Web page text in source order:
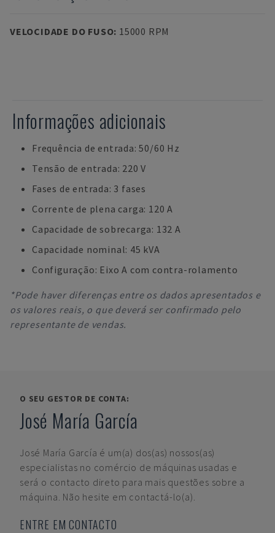
VELOCIDADE DO FUSO: 15000 RPM
Informações adicionais
Frequência de entrada: 50/60 Hz
Tensão de entrada: 220 V
Fases de entrada: 3 fases
Corrente de plena carga: 120 A
Capacidade de sobrecarga: 132 A
Capacidade nominal: 45 kVA
Configuração: Eixo A com contra-rolamento
*Pode haver diferenças entre os dados apresentados e
os valores reais, o que deverá ser confirmado pelo
representante de vendas.
O SEU GESTOR DE CONTA:
José María García
José María García é um(a) dos(as) nossos(as)
especialistas no comércio de máquinas usadas e
será o contacto direto para mais questões sobre a
máquina. Não hesite em contactá-lo(a).
ENTRE EM CONTACTO